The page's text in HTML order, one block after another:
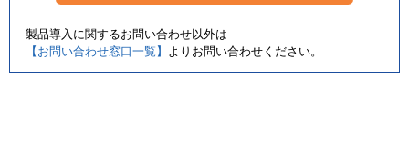
製品導入に関するお問い合わせ以外は
【お問い合わせ窓口一覧】 よりお問い合わせください。